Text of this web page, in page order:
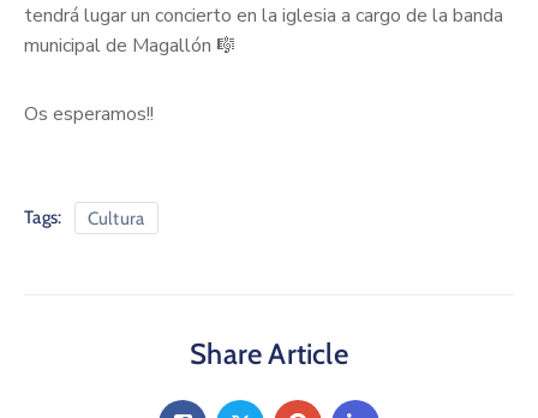
tendrá lugar un concierto en la iglesia a cargo de la banda
municipal de Magallón 🎼
Os esperamos!!
Tags: Cultura
Share Article